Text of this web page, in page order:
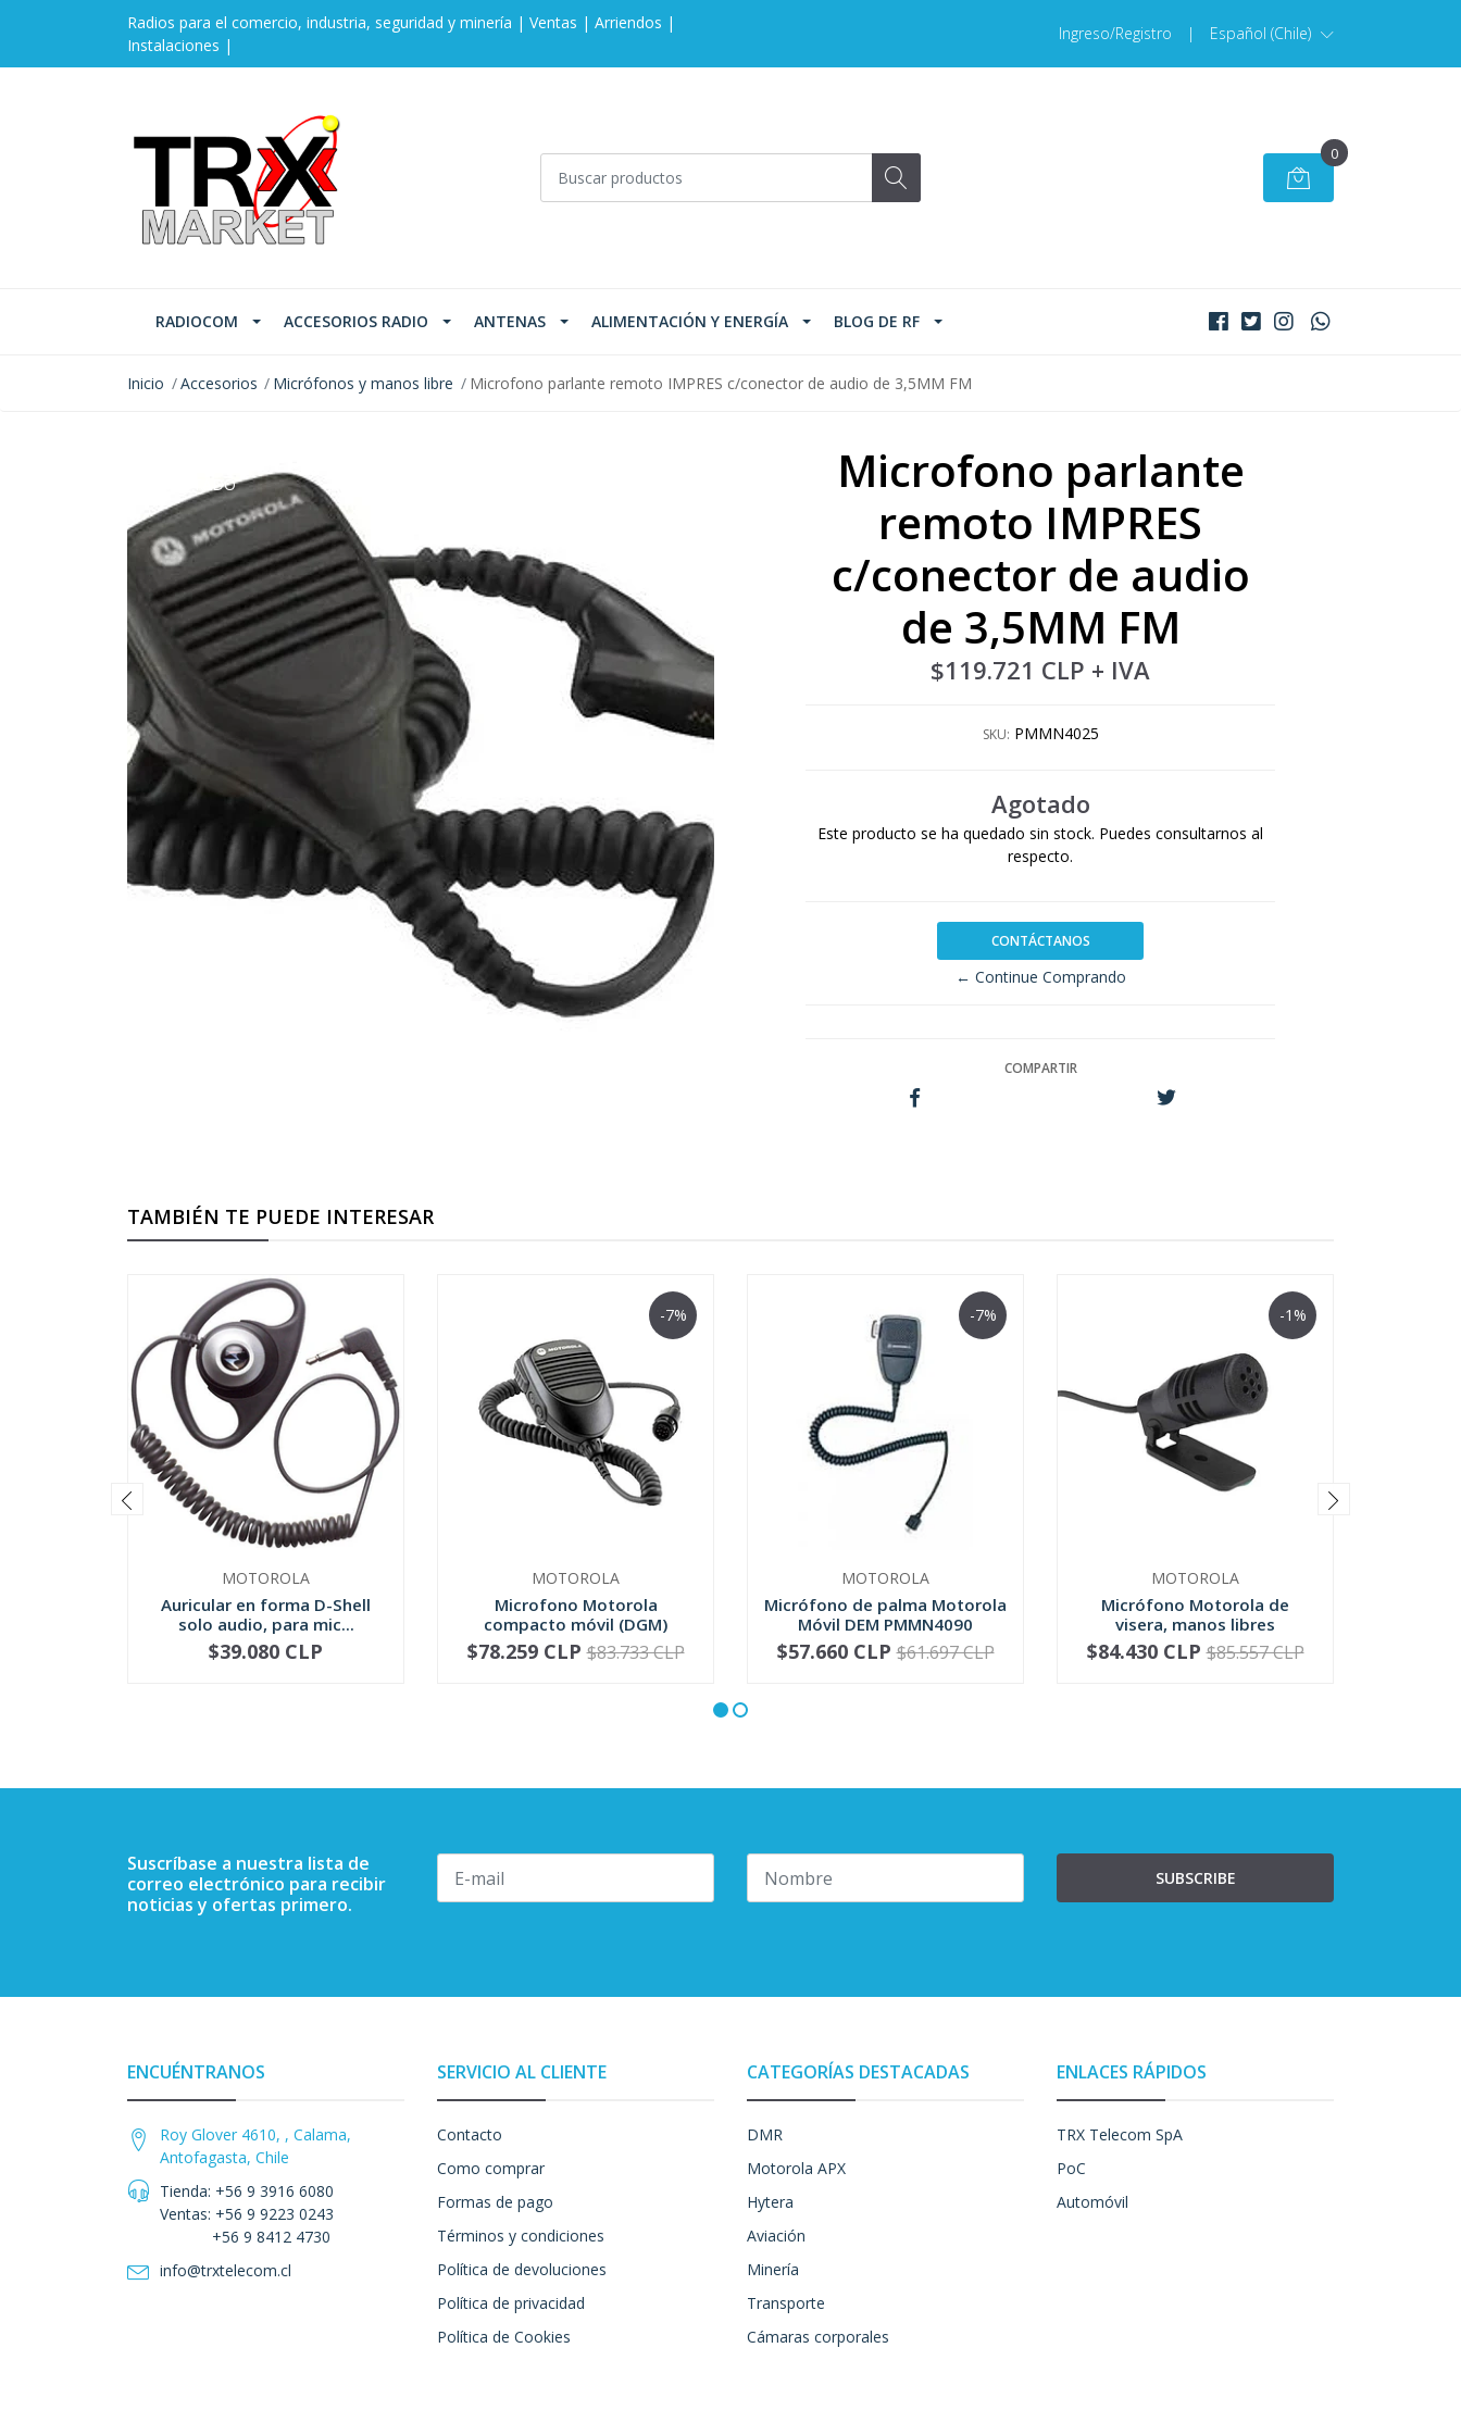
Radios para el comercio, industria, seguridad y minería | Ventas | Arriendos |
Instalaciones |
Ingreso/Registro | Español (Chile)
0
RADIOCOM ACCESORIOS RADIO ANTENAS ALIMENTACIÓN Y ENERGÍA BLOG DE RF
Inicio Accesorios Micrófonos y manos libre Microfono parlante remoto IMPRES c/conector de audio de 3,5MM FM
AGOTADO
Microfono parlante
remoto IMPRES
c/conector de audio
de 3,5MM FM
$119.721 CLP + IVA
SKU: PMMN4025
Agotado
Este producto se ha quedado sin stock. Puedes consultarnos al
respecto.
CONTÁCTANOS
← Continue Comprando
COMPARTIR
TAMBIÉN TE PUEDE INTERESAR
MOTOROLA
Auricular en forma D-Shell
solo audio, para mic...
+
$39.080 CLP
-7%
MOTOROLA
Microfono Motorola
compacto móvil (DGM)
RMN5052
+
-$78.259 CLP$83.733 CLP
-7%
MOTOROLA
Micrófono de palma Motorola
Móvil DEM PMMN4090
+
-$57.660 CLP$61.697 CLP
-1%
MOTOROLA
Micrófono Motorola de
visera, manos libres
+
-$84.430 CLP$85.557 CLP
Suscríbase a nuestra lista de
correo electrónico para recibir
noticias y ofertas primero.
SUBSCRIBE
ENCUÉNTRANOS
Roy Glover 4610, , Calama,
Antofagasta, Chile
Tienda: +56 9 3916 6080
Ventas: +56 9 9223 0243
+56 9 8412 4730
info@trxtelecom.cl
SERVICIO AL CLIENTE
Contacto
Como comprar
Formas de pago
Términos y condiciones
Política de devoluciones
Política de privacidad
Política de Cookies
CATEGORÍAS DESTACADAS
DMR
Motorola APX
Hytera
Aviación
Minería
Transporte
Cámaras corporales
ENLACES RÁPIDOS
TRX Telecom SpA
PoC
Automóvil